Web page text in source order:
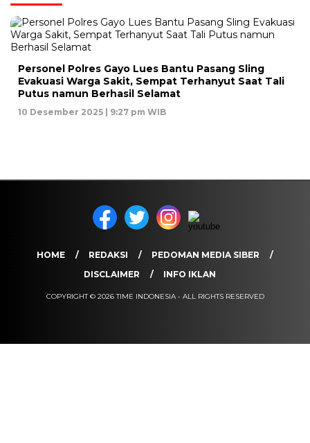
Personel Polres Gayo Lues Bantu Pasang Sling
Evakuasi Warga Sakit, Sempat Terhanyut Saat Tali
Putus namun Berhasil Selamat
10 Desember 2025 | 9:27 pm WIB
HOME REDAKSI
PEDOMAN MEDIA SIBER
DISCLAIMER
INFO IKLAN
COPYRIGHT © 2026 TIME INDONESIA - ALL RIGHTS RESERVED